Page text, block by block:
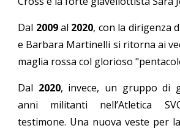
Dal 2009al 2020, con la dirigenza
e Barbara Martinelli si ritorna ai
maglia rossa col glorioso
Dal 2020, invece, un gruppo di
anni militanti nell’Atletica
testimone. Una nuova veste per